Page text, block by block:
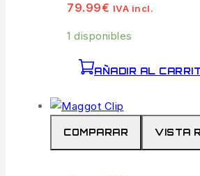
79.99€ IVA incl.
1 disponibles
AÑADIR AL
COMPARAR VISTA